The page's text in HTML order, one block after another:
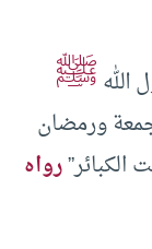
ﷺ
ورمضان
رواه